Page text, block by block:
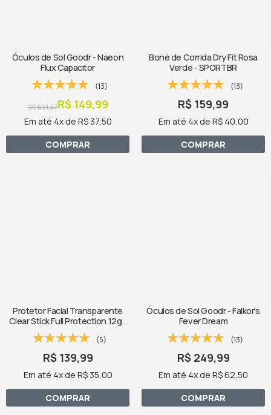
Óculos de Sol Goodr - Naeon
Flux Capacitor
(13)
R$ 149,99
R$ 591,47
Em até 4x de R$ 37,50
COMPRAR
Boné de Corrida Dry Fit Rosa
Verde - SPORTBR
(13)
R$ 159,99
Em até 4x de R$ 40,00
COMPRAR
Protetor Facial Transparente
Clear Stick Full Protection 12g -
Pink Cheeks
(5)
R$ 139,99
Em até 4x de R$ 35,00
COMPRAR
Óculos de Sol Goodr - Falkor's
Fever Dream
(13)
R$ 249,99
Em até 4x de R$ 62,50
COMPRAR